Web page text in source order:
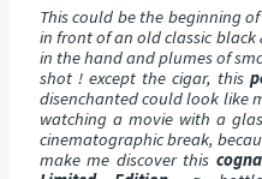
This could be the beginning
in front of an old classic
in the hand and plumes of
shot ! except the cigar, this
disenchanted could look like
watching a movie with a
cinematographic break,
make me discover this